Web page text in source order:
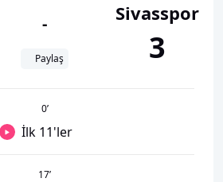
-
Paylaş
Sivasspor
3
0’
İlk 11'ler
17’